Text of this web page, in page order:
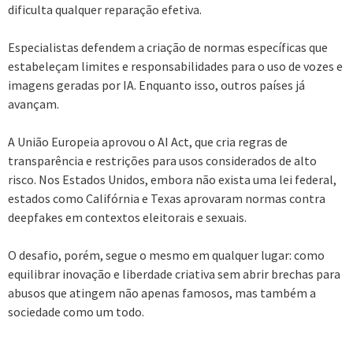
dificulta qualquer reparação efetiva.
Especialistas defendem a criação de normas específicas que
estabeleçam limites e responsabilidades para o uso de vozes e
imagens geradas por IA. Enquanto isso, outros países já
avançam.
A União Europeia aprovou o AI Act, que cria regras de
transparência e restrições para usos considerados de alto
risco. Nos Estados Unidos, embora não exista uma lei federal,
estados como Califórnia e Texas aprovaram normas contra
deepfakes em contextos eleitorais e sexuais.
O desafio, porém, segue o mesmo em qualquer lugar: como
equilibrar inovação e liberdade criativa sem abrir brechas para
abusos que atingem não apenas famosos, mas também a
sociedade como um todo.